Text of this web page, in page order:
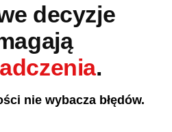
decyzje
.
nie wybacza błędów.